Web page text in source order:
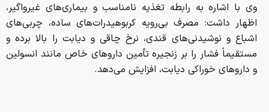
وی با اشاره به رابطه تغذیه نامناسب و بیماری‌های غیرواگیر،
اظهار داشت: مصرف بی‌رویه کربوهیدرات‌های ساده، چربی‌های
اشباع و نوشیدنی‌های قندی، نرخ چاقی و دیابت را بالا برده و
مستقیماً فشار را بر زنجیره تأمین داروهای خاص مانند انسولین
و داروهای خوراکی دیابت، افزایش می‌دهد.